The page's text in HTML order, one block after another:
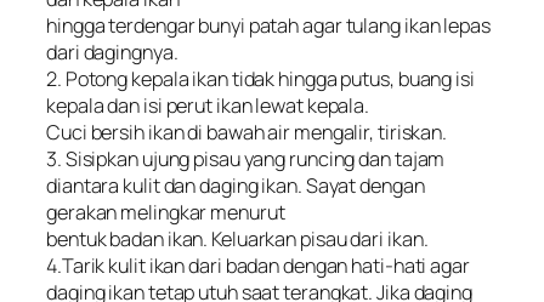
hingga terdengar bunyi patah agar tulang ikan lepas
dari dagingnya.
2. Potong kepala ikan tidak hingga putus, buang isi
kepala dan isi perut ikan lewat kepala.
Cuci bersih ikan di bawah air mengalir, tiriskan.
3. Sisipkan ujung pisau yang runcing dan tajam
diantara kulit dan daging ikan. Sayat dengan
gerakan melingkar menurut
bentuk badan ikan. Keluarkan pisau dari ikan.
4.Tarik kulit ikan dari badan dengan hati-hati agar
daging ikan tetap utuh saat terangkat. Jika daging